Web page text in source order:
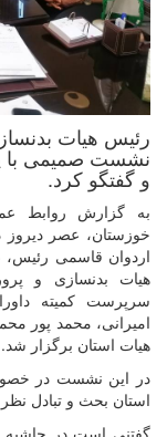
رئیس هیات
نشست صمیمی با
و گفتگو کرد.
به گزارش روابط
خوزستان، عصر
اردوان قاسمی رئیس،
هیات بدنسازی و
سرپرست کمیته
امیرانی، محمد پور
هیات استان برگزار شد.
در این نشست در
استان بحث و تبادل
گفتنی است در حاشیه